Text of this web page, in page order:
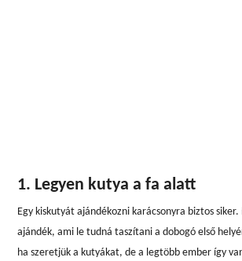
1. Legyen kutya a fa alatt
Egy kiskutyát ajándékozni karácsonyra biztos siker.
ajándék, ami le tudná taszítani a dobogó első
ha szeretjük a kutyákat, de a legtöbb ember így